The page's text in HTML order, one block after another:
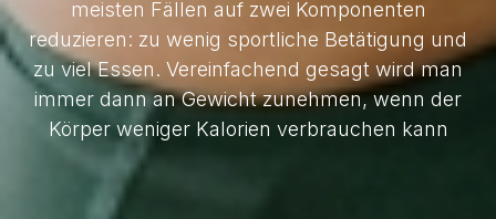
meisten Fällen auf zwei Komponenten
reduzieren: zu wenig sportliche Betätigung und
zu viel Essen. Vereinfachend gesagt wird man
immer dann an Gewicht zunehmen, wenn der
Körper weniger Kalorien verbrauchen kann